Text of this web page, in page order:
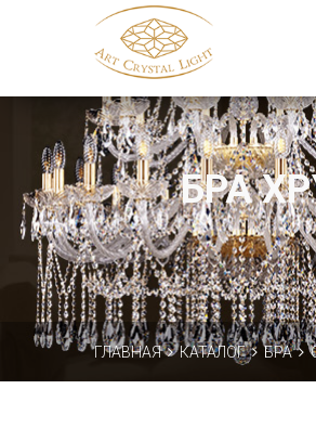
Официальный магазин
БРА
ГЛАВНАЯ КАТАЛОГ БРА